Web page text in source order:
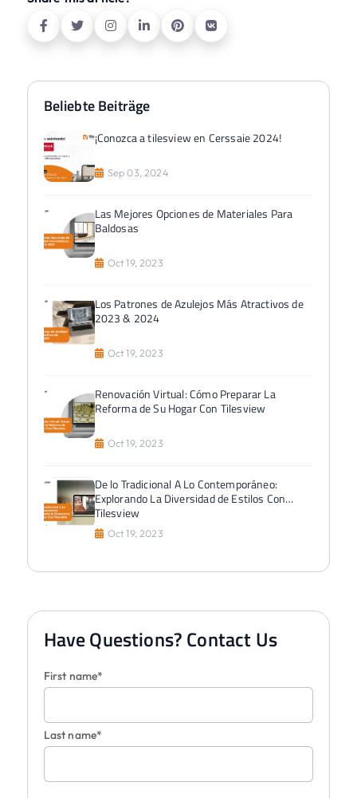
Beliebte Beiträge
¡Conozca a tilesview en Cerssaie 2024!
Sep 03, 2024
Las Mejores Opciones de Materiales Para
Baldosas
Oct 19, 2023
Los Patrones de Azulejos Más Atractivos de
2023 & 2024
Oct 19, 2023
Renovación Virtual: Cómo Preparar La
Reforma de Su Hogar Con Tilesview
Oct 19, 2023
De lo Tradicional A Lo Contemporáneo:
Explorando La Diversidad de Estilos Con
Tilesview
Oct 19, 2023
Have Questions? Contact Us
First name*
Last name*